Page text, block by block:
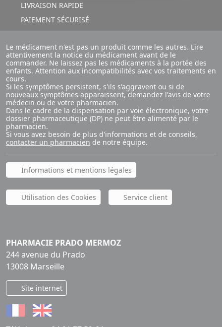
LIVRAISON RAPIDE
PAIEMENT SÉCURISÉ
Le médicament n'est pas un produit comme les autres. Lire
attentivement la notice du médicament avant de le
commander. Ne laissez pas les médicaments à la portée des
enfants. Attention aux incompatibilités avec vos traitements en
cours.
Si les symptômes persistent, s'ils s'aggravent ou si de
nouveaux symptômes apparaissent, demandez l'avis de votre
médecin ou de votre pharmacien.
Dans le cadre de la dispensation par voie électronique, votre
dossier pharmaceutique (DP) ne peut être alimenté par le
pharmacien.
Si vous avez besoin de plus d'informations et de conseils,
contacter un pharmacien de notre équipe.
Informations et mentions légales
Utilisation des Cookies Service client
PHARMACIE PRADO MERMOZ
244 avenue du Prado
13008 Marseille
Site internet